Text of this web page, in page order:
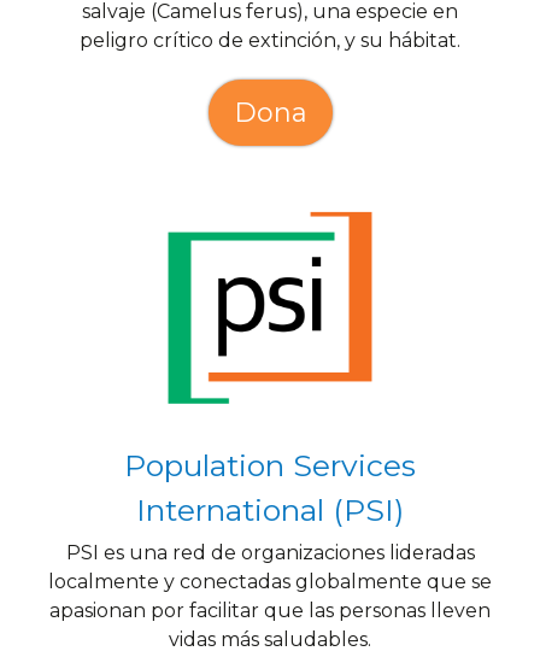
salvaje (Camelus ferus), una especie en
peligro crítico de extinción, y su hábitat.
Dona
Population Services
International (PSI)
PSI es una red de organizaciones lideradas
localmente y conectadas globalmente que se
apasionan por facilitar que las personas lleven
vidas más saludables.